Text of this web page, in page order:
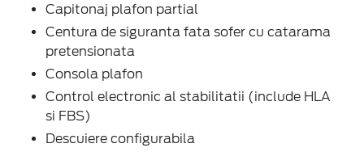
Capitonaj plafon partial
Centura de siguranta fata sofer cu catarama
pretensionata
Consola plafon
Control electronic al stabilitatii (include HLA
si FBS)
Descuiere configurabila